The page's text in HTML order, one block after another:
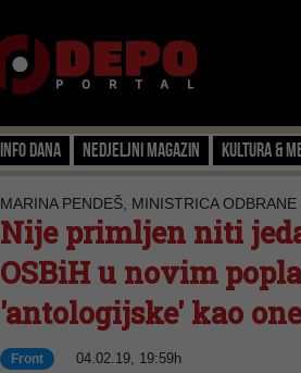
Info dana Nedjeljni magazin Kultura &
MARINA PENDEŠ, MINISTRICA ODBRANE
Nije primljen niti
OSBiH u novim
'antologijske' kao
Front 04.02.19, 19:59h